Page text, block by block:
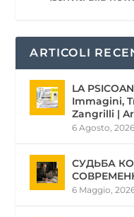
ARTICOLI
LA
Immagini,
Zangrilli |
6 Agosto, 2026
СУДЬБА
6 Maggio,